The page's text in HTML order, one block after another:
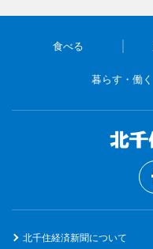
食べる
暮らす・働く
北千住経済新聞について